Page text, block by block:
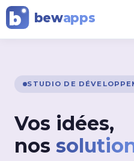
b bewapps
STUDIO DE
Vos idées,
nos